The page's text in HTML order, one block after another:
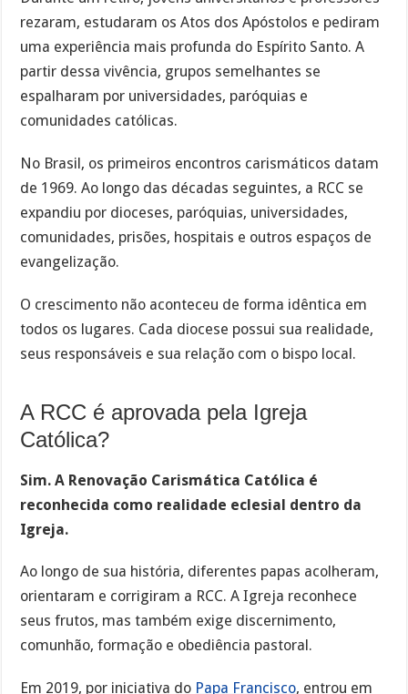
rezaram, estudaram os Atos dos Apóstolos e pediram
uma experiência mais profunda do Espírito Santo. A
partir dessa vivência, grupos semelhantes se
espalharam por universidades, paróquias e
comunidades católicas.
No Brasil, os primeiros encontros carismáticos datam
de 1969. Ao longo das décadas seguintes, a RCC se
expandiu por dioceses, paróquias, universidades,
comunidades, prisões, hospitais e outros espaços de
evangelização.
O crescimento não aconteceu de forma idêntica em
todos os lugares. Cada diocese possui sua realidade,
seus responsáveis e sua relação com o bispo local.
A RCC é aprovada pela Igreja
Católica?
Sim. A Renovação Carismática Católica é
reconhecida como realidade eclesial dentro da
Igreja.
Ao longo de sua história, diferentes papas acolheram,
orientaram e corrigiram a RCC. A Igreja reconhece
seus frutos, mas também exige discernimento,
comunhão, formação e obediência pastoral.
Em 2019, por iniciativa do Papa Francisco, entrou em